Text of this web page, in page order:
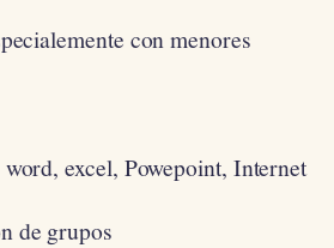
con menores
excel, Powepoint, Internet
de grupos